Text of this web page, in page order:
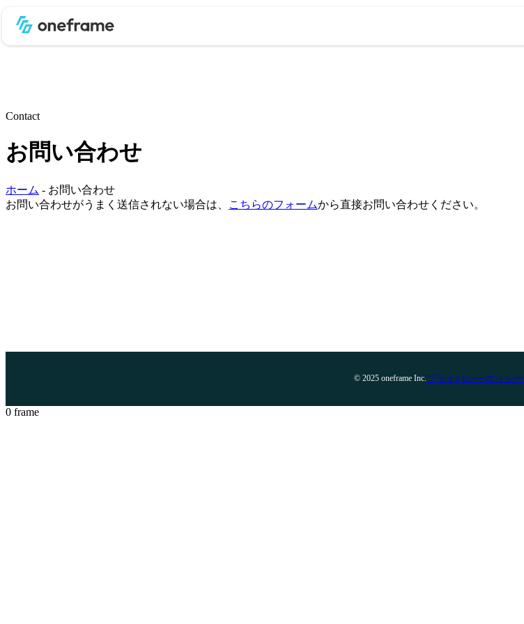
Contact
お問い合わせ
ホーム - お問い合わせ
お問い合わせがうまく送信されない場合は、
こちらのフォームから直接お問い合わせください。
© 2025 oneframe Inc.プライバシーポリシー
0 frame